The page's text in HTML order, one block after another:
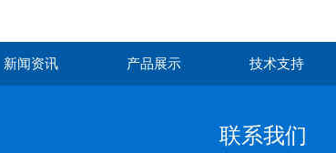
新闻资讯 产品展示 技术支持
联系我们